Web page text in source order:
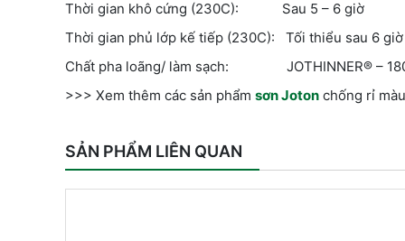
Thời gian khô cứng (230C): Sau 5 – 6 giờ
Thời gian phủ lớp kế tiếp (230C): Tối thiểu sau 6 giờ
Chất pha loãng/ làm sạch: JOTHINNER® –
>>> Xem thêm các sản phẩm sơn Joton chống rỉ
SẢN PHẨM LIÊN QUAN